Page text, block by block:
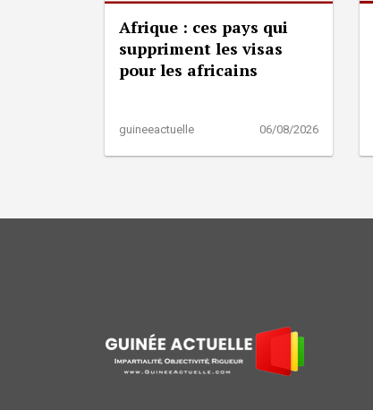
Afrique : ces pays qui
suppriment les visas
pour les africains
guineeactuelle 06/08/2026